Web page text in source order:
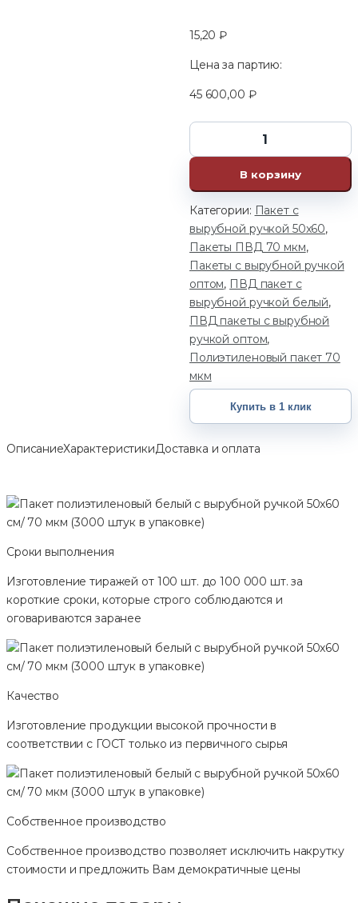
15,20₽
Цена за партию:
45 600,00 ₽
В корзину
Категории: Пакет с
вырубной ручкой 50х60,
Пакеты ПВД 70 мкм,
Пакеты с вырубной ручкой
оптом, ПВД пакет с
вырубной ручкой белый,
ПВД пакеты с вырубной
ручкой оптом,
Полиэтиленовый пакет 70
мкм
Купить в 1 клик
ОписаниеХарактеристикиДоставка и оплата
Сроки выполнения
Изготовление тиражей от 100 шт. до 100 000 шт. за
короткие сроки, которые строго соблюдаются и
оговариваются заранее
Качество
Изготовление продукции высокой прочности в
соответствии с ГОСТ только из первичного сырья
Собственное производство
Собственное производство позволяет исключить накрутку
стоимости и предложить Вам демократичные цены